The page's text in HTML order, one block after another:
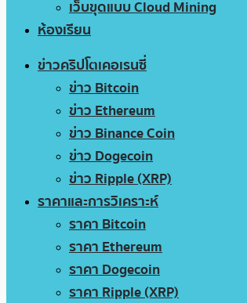
เว็บขุดแบบ Cloud Mining
ห้องเรียน
ข่าวคริปโตเคอเรนซี่
ข่าว Bitcoin
ข่าว Ethereum
ข่าว Binance Coin
ข่าว Dogecoin
ข่าว Ripple (XRP)
ราคาและการวิเคราะห์
ราคา Bitcoin
ราคา Ethereum
ราคา Dogecoin
ราคา Ripple (XRP)